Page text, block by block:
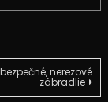
nerezové
zábradlie